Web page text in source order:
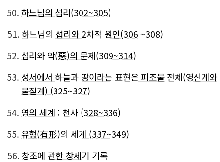
50. 하느님의 섭리(302~305)
51. 하느님의 섭리와 2차적 원인(306 ~308)
52. 섭리와 악(惡)의 문제(309~314)
53. 성서에서 하늘과 땅이라는 표현은 피조물 전체(영신계와
물질계) (325~327)
54. 영의 세계 : 천사 (328~336)
55. 유형(有形)의 세계 (337~349)
56. 창조에 관한 창세기 기록